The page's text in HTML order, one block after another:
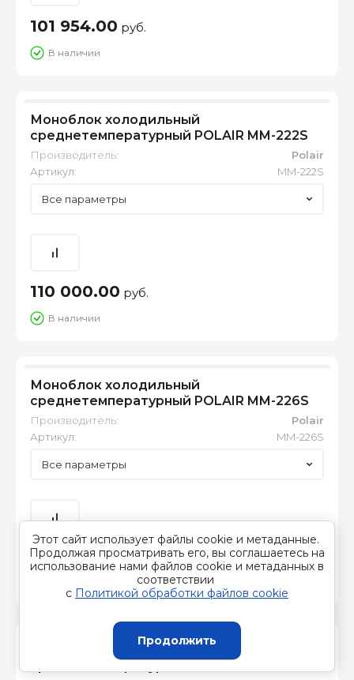
101 954.00 руб.
В наличии
Моноблок холодильный
среднетемпературный POLAIR MM-222S
Производитель:
Polair
Артикул:
MM-222S
Все параметры
110 000.00 руб.
В наличии
Моноблок холодильный
среднетемпературный POLAIR MM-226S
Производитель:
Polair
Артикул:
MM-226S
Все параметры
120 920.00руб.
Моноблок холодильный
Этот сайт использует файлы cookie и метаданные.
Продолжая просматривать его, вы соглашаетесь на
использование нами файлов cookie и метаданных в
соответствии
с Политикой обработки файлов cookie
Продолжить